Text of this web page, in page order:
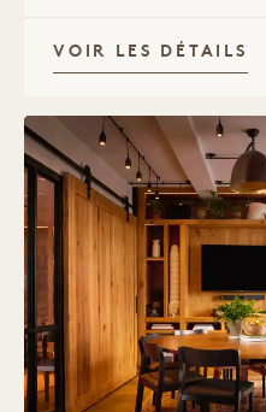
VOIR LES DÉTAILS